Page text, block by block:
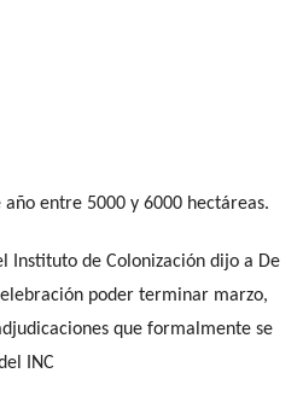
entre 5000 y 6000 hectáreas.
Instituto de Colonización dijo a De
poder terminar marzo,
que formalmente se
INC